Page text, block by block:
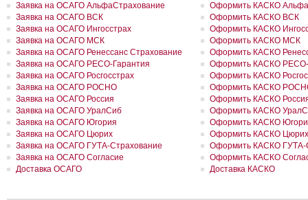
РОСГОССТРАХ в Москве и Московской области застраховал 2
сумму 26,2 млн рублей
РОСГОССТРАХ урегулировал более трех четвертей убытков,
причиненных природными пожарами
РОСГОССТРАХ урегулировал более трех четвертей убытков,
причиненных природными пожарами
РОСГОССТРАХ выплатил более 3 млн рублей за поврежденное
оборудование
РОСГОССТРАХ в Чувашии застраховал ТРЦ «Каскад» на сумму
рублей
РОСГОССТРАХ в Чувашии принимает заявления от
ущербу, причиненному ураганным ветром
РОСГОССТРАХ подписал партнерский договор с компанией
РОСГОССТРАХ в Красноярском крае застраховал земельный
сумму 34 млн рублей
РОСГОССТРАХ во Владимирской области застраховал дом на
млн рублей
Заявка на ОСАГО АльфаСтрахование
Заявка на ОСАГО ВСК
Заявка на ОСАГО Ингосстрах
Заявка на ОСАГО МСК
Заявка на ОСАГО Ренессанс Страхование
Заявка на ОСАГО РЕСО-Гарантия
Заявка на ОСАГО Росгосстрах
Заявка на ОСАГО РОСНО
Заявка на ОСАГО Россия
Заявка на ОСАГО УралСиб
Заявка на ОСАГО Югория
Заявка на ОСАГО Цюрих
Заявка на ОСАГО ГУТА-Страхование
Заявка на ОСАГО Согласие
Доставка ОСАГО
Оформить КАСКО
Оформить КАСКО ВСК
Оформить КАСКО
Оформить КАСКО МСК
Оформить КАСКО
Оформить КАСКО РЕСО-
Оформить КАСКО
Оформить КАСКО
Оформить КАСКО
Оформить КАСКО
Оформить КАСКО
Оформить КАСКО Цюрих
Оформить КАСКО ГУТА-
Оформить КАСКО
Доставка КАСКО